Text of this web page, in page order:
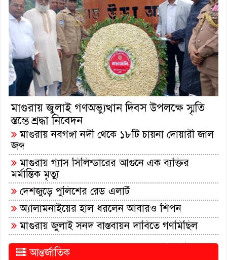
বিশ্ব মাতৃদুগ্ধ সপ্তাহ-২০২৬
উপলক্ষে মাগুরায় র‍্যালি ও
আলোচনা সভা
ধ্বংসের মুখে মিরুখালীর
রায়বাড়ি, বাঁচিয়ে রাখার আকুতি
মাদরাসা যাওয়ার পথে নিখোঁজ
শিশুকে পাওয়া গেলো কামারখালি
থেকে জিয়াউর রহমান রাজু আটক
মাগুরায় জুলাই গণঅভ্যুত্থান দিবস উপলক্ষে স্মৃতি
স্তম্ভে শ্রদ্ধা নিবেদন
মাগুরায় নবগঙ্গা নদী থেকে ১৮টি চায়না দোয়ারী জাল
জব্দ
মাগুরায় গ্যাস সিলিন্ডারের আগুনে এক ব্যক্তির
মর্মান্তিক মৃত্যু
দেশজুড়ে পুলিশের রেড এলার্ট
অ্যালামনাইয়ের হাল ধরলেন আবারও শিপন
মাগুরায় জুলাই সনদ বাস্তবায়ন দাবিতে গণমিছিল
সকল খবর পড়ুন..
আন্তর্জাতিক